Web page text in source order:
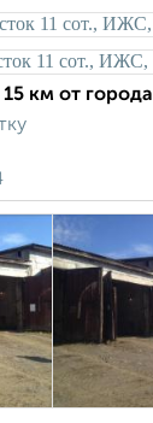
км от города